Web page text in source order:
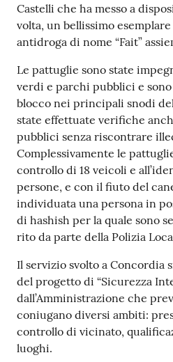
Castelli che ha messo a
volta, un bellissimo
antidroga di nome “Fait”
Le pattuglie sono state
verdi e parchi pubblici e
blocco nei principali snodi
state effettuate verifiche
pubblici senza riscontrare
Complessivamente le
controllo di 18 veicoli e
persone, e con il fiuto del
individuata una persona in
di hashish per la quale sono
rito da parte della Polizia
Il servizio svolto a Concordia
del progetto di “Sicurezza
dall’Amministrazione che
coniugano diversi ambiti:
controllo di vicinato,
luoghi.